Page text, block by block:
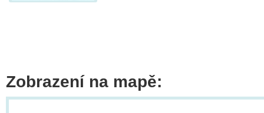
Zobrazení na mapě: